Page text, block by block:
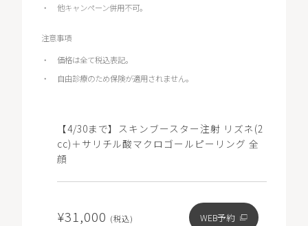
他キャンペーン併用不可。
注意事項
価格は全て税込表記。
自由診療のため保険が適用されません。
【4/30まで】スキンブースター注射 リズネ(2
cc)＋サリチル酸マクロゴールピーリング 全
顔
¥31,000 (税込) WEB予約